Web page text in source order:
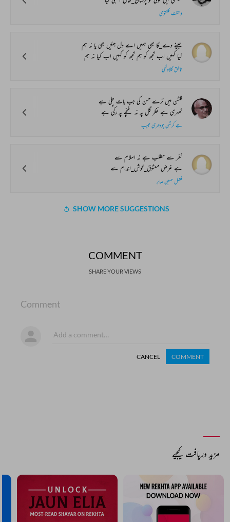
وحشت کلکتوی
جینے دے_گا بھی ہمیں اے دل جئیں بھی یا نہ ہم
کیا کہیں اب تجھ کو ہم تجھ کو کہیں اب کیا نہ ہم
ناطق گلاوٹھی
گلشن میں ترے حسن کی جب بات چلی ہے
ٹھہری ہے نظر گل پہ نہ غنچے پہ رکی ہے
جے کرشن چودھری حبیب
کفر سے مطلب ہے نہ اسلام سے
ہے غرض معشوق_خوش_اندام سے
فضل حسین صابر
SHOW MORE SUGGESTIONS
COMMENT
SHARE YOUR VIEWS
Comment
CANCEL COMMENT
مزید دریافت کیجیے